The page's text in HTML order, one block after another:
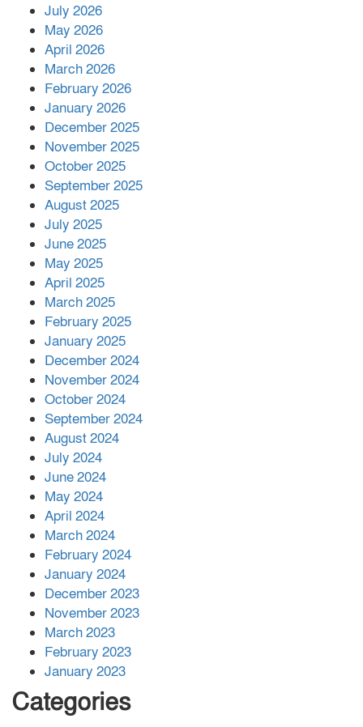
পর ফোন তারেক রহমানের,গ্যাস সঙ্কট
সহায়তা দিলেন সাচিং প্রু জেরী
July 2026
May 2026
April 2026
March 2026
February 2026
January 2026
December 2025
November 2025
October 2025
September 2025
August 2025
July 2025
June 2025
May 2025
April 2025
March 2025
February 2025
January 2025
December 2024
November 2024
October 2024
September 2024
August 2024
July 2024
June 2024
May 2024
April 2024
March 2024
February 2024
January 2024
December 2023
November 2023
March 2023
February 2023
January 2023
Categories